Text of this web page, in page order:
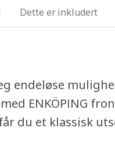
Dette er inkludert
endeløse
ENKÖPING
du et klassisk